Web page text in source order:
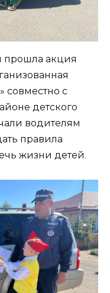
прошла акция
с
детского
водителям
правила
жизни детей.